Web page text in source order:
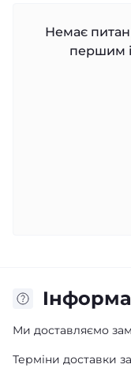
Немає
першим
Ми доставляємо
Терміни доставки